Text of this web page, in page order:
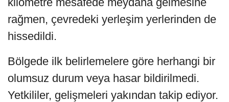
rağmen, çevredeki yerleşim yerlerinden de
hissedildi.
Bölgede ilk belirlemelere göre herhangi bir
olumsuz durum veya hasar bildirilmedi.
Yetkililer, gelişmeleri yakından takip ediyor.